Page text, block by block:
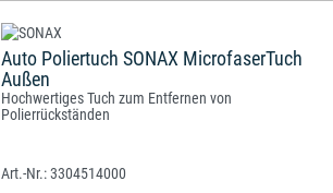
Auto Poliertuch SONAX MicrofaserTuch
Außen
Hochwertiges Tuch zum Entfernen von
Polierrückständen
3304514000